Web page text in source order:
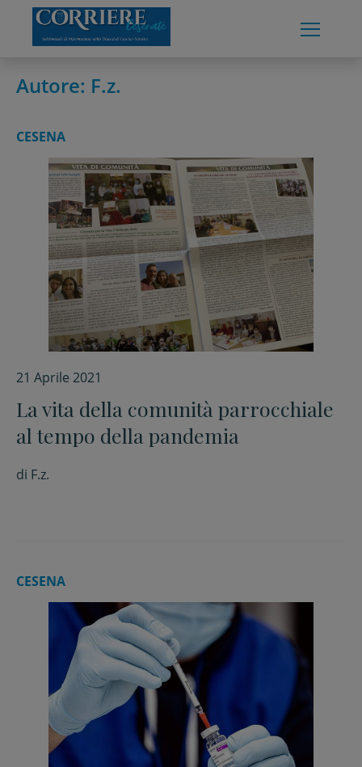
content
Autore: F.z.
CESENA
21 Aprile 2021
La vita della comunità parrocchiale
al tempo della pandemia
di F.z.
CESENA